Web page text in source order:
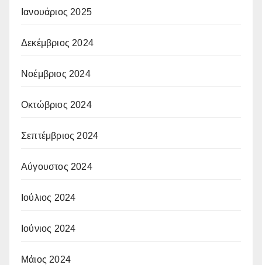
Ιανουάριος 2025
Δεκέμβριος 2024
Νοέμβριος 2024
Οκτώβριος 2024
Σεπτέμβριος 2024
Αύγουστος 2024
Ιούλιος 2024
Ιούνιος 2024
Μάιος 2024